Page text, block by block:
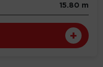
15.80 m